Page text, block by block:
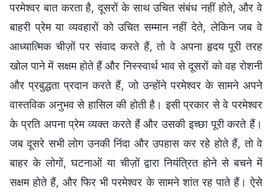
परमेश्वर बात करता है, दूसरों के साथ उचित संबंध नहीं होते, और वे
बाहरी प्रेम या व्यवहारों को उचित सम्मान नहीं देते, लेकिन जब वे
आध्यात्मिक चीज़ों पर संवाद करते हैं, तो वे अपना हृदय पूरी तरह
खोल पाने में सक्षम होते हैं और निस्स्वार्थ भाव से दूसरों को वह रोशनी
और प्रबुद्धता प्रदान करते हैं, जो उन्होंने परमेश्वर के सामने अपने
वास्तविक अनुभव से हासिल की होती है। इसी प्रकार से वे परमेश्वर
के प्रति अपना प्रेम व्यक्त करते हैं और उसकी इच्छा पूरी करते हैं।
जब दूसरे सभी लोग उनकी निंदा और उपहास कर रहे होते हैं, तो वे
बाहर के लोगों, घटनाओं या चीज़ों द्वारा नियंत्रित होने से बचने में
सक्षम होते हैं, और फिर भी परमेश्वर के सामने शांत रह पाते हैं। ऐसे